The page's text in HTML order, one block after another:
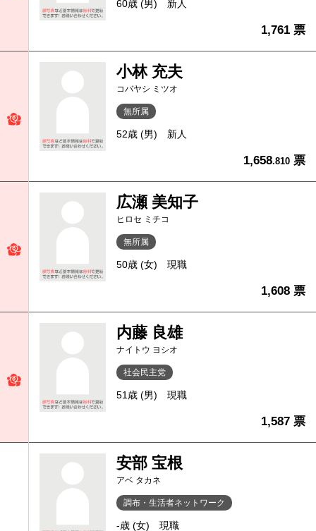
60歳 (男) 新人
1,761 票
小林 充夫
コバヤシ ミツオ
無所属
52歳 (男) 新人
1,658.810 票
広瀬 美知子
ヒロセ ミチコ
無所属
50歳 (女) 現職
1,608 票
内藤 良雄
ナイトウ ヨシオ
社会民主党
51歳 (男) 現職
1,587 票
安部 宝根
アベ タカネ
調布・生活者ネットワーク
-歳 (女) 現職